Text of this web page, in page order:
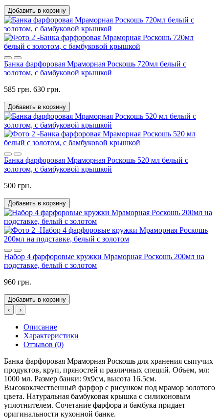
Добавить в корзину
Банка фарфоровая Мраморная Роскошь 720мл белый с
золотом, с бамбуковой крышкой
585 грн. 630 грн.
Добавить в корзину
Банка фарфоровая Мраморная Роскошь 520 мл белый с
золотом, с бамбуковой крышкой
500 грн.
Добавить в корзину
Набор 4 фарфоровые кружки Мраморная Роскошь 200мл на
подставке, белый с золотом
960 грн.
Добавить в корзину
‹
›
Описание
Характеристики
Отзывов (0)
Банка фарфоровая Мраморная Роскошь для хранения сыпучих
продуктов, круп, пряностей и различных специй. Объем, мл:
1000 мл. Размер банки: 9x9см, высота 16.5см.
Высококачественный фарфор с рисунком под мрамор золотого
цвета. Натуральная бамбуковая крышка с силиконовым
уплотнителем. Сочетание фарфора и бамбука придает
оригинальности кухонной банке.